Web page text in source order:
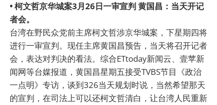
• 柯文哲京华城案3月26日一审宣判 黄国昌：当天开记
者会。
台湾在野民众党前主席柯文哲涉京华城案，下星期四将
进行一审宣判。现任主席黄国昌预告，当天将召开记者
会，表达对判决的看法。综合ETtoday新闻云、壹苹新
闻网等台媒报道，黄国昌星期五接受TVBS节目《政治
一点明》专访，谈到326当天规划时说，当然希望那天
的宣判，在司法上可以还柯文哲清白，让台湾人民重新